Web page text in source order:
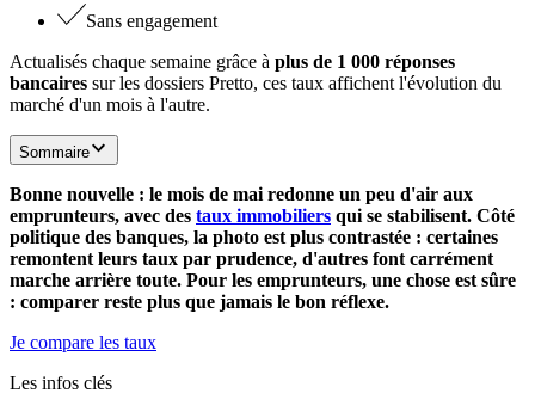
Sans engagement
Actualisés chaque semaine grâce à plus de 1 000 réponses
bancaires sur les dossiers Pretto, ces taux affichent l'évolution du
marché d'un mois à l'autre.
Sommaire
Bonne nouvelle : le mois de mai redonne un peu d'air aux
emprunteurs, avec des taux immobiliers qui se stabilisent. Côté
politique des banques, la photo est plus contrastée : certaines
remontent leurs taux par prudence, d'autres font carrément
marche arrière toute. Pour les emprunteurs, une chose est sûre
: comparer reste plus que jamais le bon réflexe.
Je compare les taux
Les infos clés